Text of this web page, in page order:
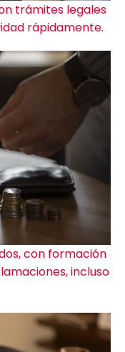
trámites legales
rápidamente.
con formación
incluso